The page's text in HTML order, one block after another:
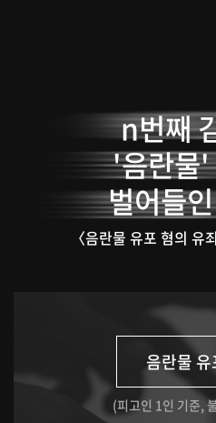
n번째
'음란물'
벌어들
〈음란물 유포 혐의 유
음란물
(피고인 1인 기준,